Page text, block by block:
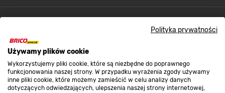
Polityka prywatności
Używamy plików cookie
Wykorzystujemy pliki cookie, które są niezbędne do poprawnego
funkcjonowania naszej strony. W przypadku wyrażenia zgody używamy
inne pliki cookie, które możemy zamieścić w celu analizy danych
dotyczących odwiedzających, ulepszenia naszej strony internetowej,
Strefa biznesu